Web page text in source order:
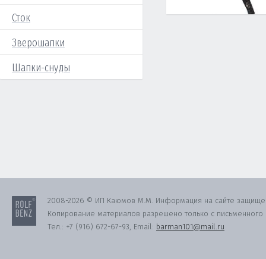
Сток
Зверошапки
Шапки-снуды
2008-2026 © ИП Каюмов М.М. Информация на сайте
Копирование материалов разрешено только с письменного
Тел.: +7 (916) 672-67-93, Email: barman101@mail.ru